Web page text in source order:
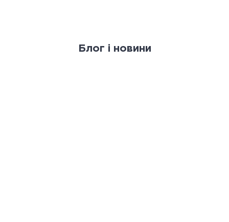
Блог і новини